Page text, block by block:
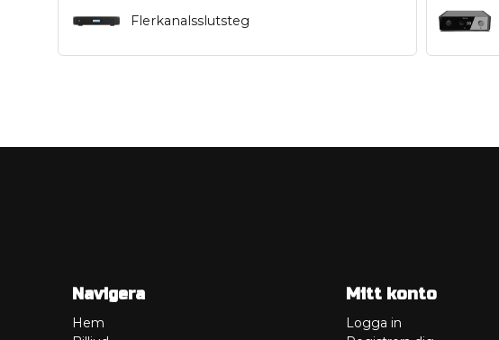
Flerkanalsslutsteg
Navigera
Hem
Mitt konto
Logga in